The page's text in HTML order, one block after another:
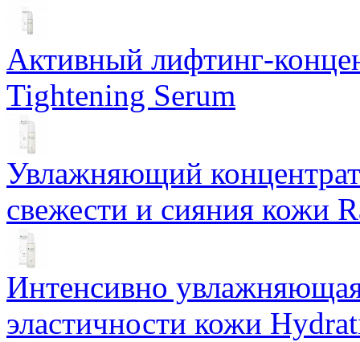
Активный лифтинг-
Tightening Serum
Увлажняющий
свежести и сияния кожи
Интенсивно
эластичности кожи